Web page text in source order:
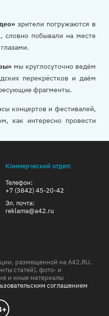
зрители погружаются в
словно побывали на месте
мы круглосуточно ведём
перекрёстков и даём
фрагменты.
концертов и фестивалей,
как интересно провести
Коммерческий отдел:
Телефон:
+7 (3842) 45-20-42
Эл. почта:
reklama@a42.ru
размещенной на A42.RU,
статей), фото- и
и иные материалы
соглашением